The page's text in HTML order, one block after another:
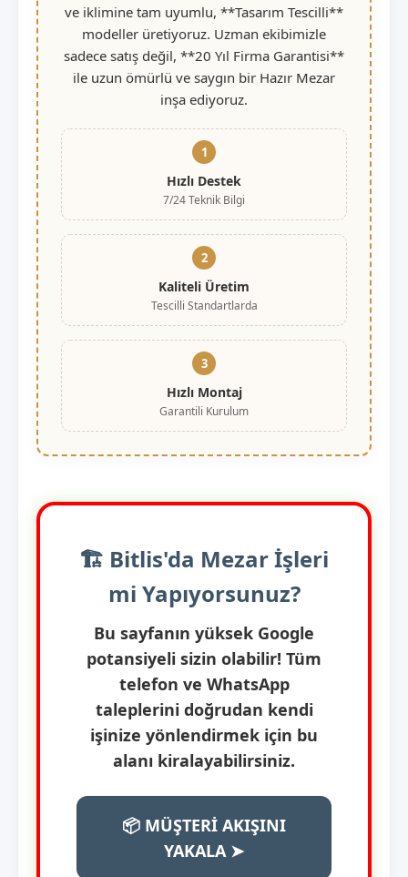
ve iklimine tam uyumlu, **Tasarım Tescilli**
modeller üretiyoruz. Uzman ekibimizle
sadece satış değil, **20 Yıl Firma Garantisi**
ile uzun ömürlü ve saygın bir Hazır Mezar
inşa ediyoruz.
1
Hızlı Destek
7/24 Teknik Bilgi
2
Kaliteli Üretim
Tescilli Standartlarda
3
Hızlı Montaj
Garantili Kurulum
🏗️ Bitlis'da Mezar İşleri
mi Yapıyorsunuz?
Bu sayfanın yüksek Google
potansiyeli sizin olabilir! Tüm
telefon ve WhatsApp
taleplerini doğrudan kendi
işinize yönlendirmek için bu
alanı kiralayabilirsiniz.
📦 MÜŞTERİ AKIŞINI
YAKALA ➤